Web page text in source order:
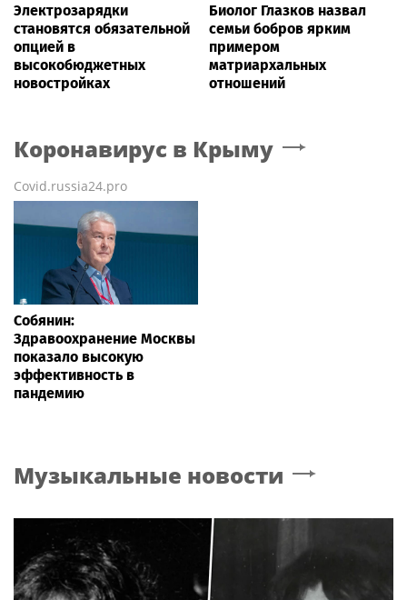
Электрозарядки
становятся обязательной
опцией в
высокобюджетных
новостройках
Биолог Глазков назвал
семьи бобров ярким
примером
матриархальных
отношений
Коронавирус в Крыму
Covid.russia24.pro
Собянин:
Здравоохранение Москвы
показало высокую
эффективность в
пандемию
Музыкальные новости